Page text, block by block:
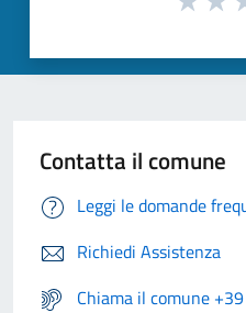
Contatta il comune
Leggi le domande
Richiedi Assistenza
Chiama il comune